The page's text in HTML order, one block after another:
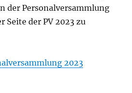
der Personalversammlung
Seite der PV 2023 zu
2023